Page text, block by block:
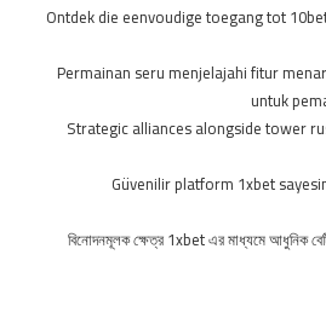
Ontdek die eenvoudige toegang tot
Permainan seru menjelajahi fitur
untuk
Strategic alliances alongside tower
Güvenilir platform 1xbet
বিনোদনমূলক ক্ষেত্র 1xbet এর মাধ্যমে আধুনিক